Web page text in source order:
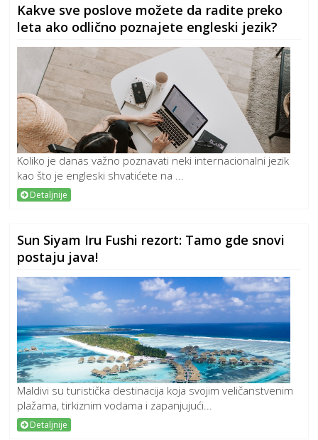
Kakve sve poslove možete da radite preko
leta ako odlično poznajete engleski jezik?
Koliko je danas važno poznavati neki internacionalni jezik
kao što je engleski shvatićete na ...
Detaljnije
Sun Siyam Iru Fushi rezort: Tamo gde snovi
postaju java!
Maldivi su turistička destinacija koja svojim veličanstvenim
plažama, tirkiznim vodama i zapanjujući...
Detaljnije